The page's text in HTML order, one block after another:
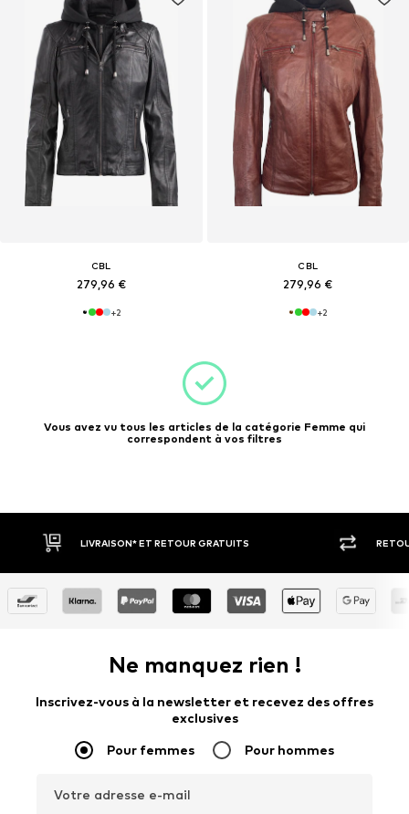
CBL
279,96 €
+2
CBL
279,96 €
+2
Vous avez vu tous les articles de la catégorie Femme qui
correspondent à vos filtres
RETOUR SOUS 30 JOURS
Ne manquez rien !
Inscrivez-vous à la newsletter et recevez des offres
exclusives
Pour femmes Pour hommes
Votre adresse e-mail